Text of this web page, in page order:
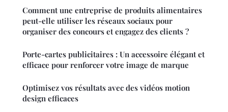
Comment une entreprise de produits alimentaires
peut-elle utiliser les réseaux sociaux pour
organiser des concours et engagez des clients ?
Porte-cartes publicitaires : Un accessoire élégant et
efficace pour renforcer votre image de marque
Optimisez vos résultats avec des vidéos motion
design efficaces